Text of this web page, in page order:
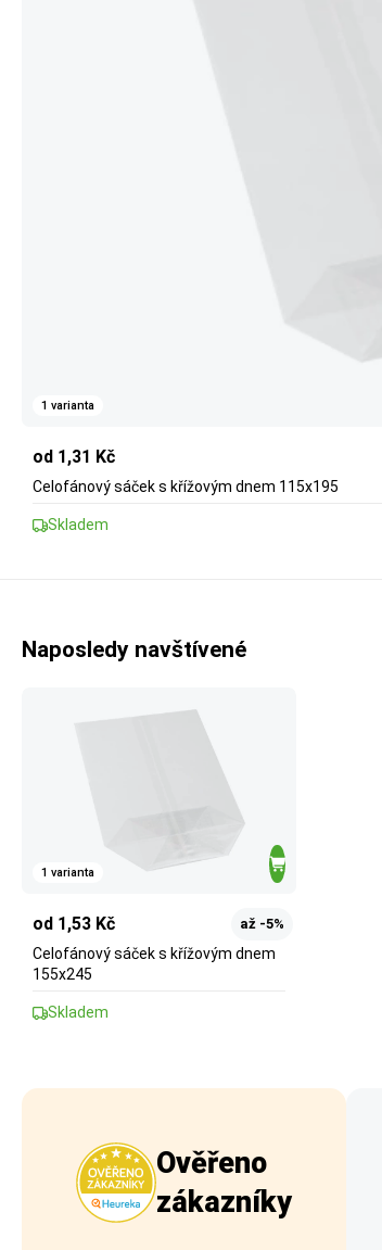
1 varianta
od 1,31 Kč
Celofánový sáček s křížovým dnem 115x195
Skladem
Naposledy navštívené
1 varianta
od 1,53 Kč až -5%
Celofánový sáček s křížovým dnem
155x245
Skladem
Ověřeno
zákazníky